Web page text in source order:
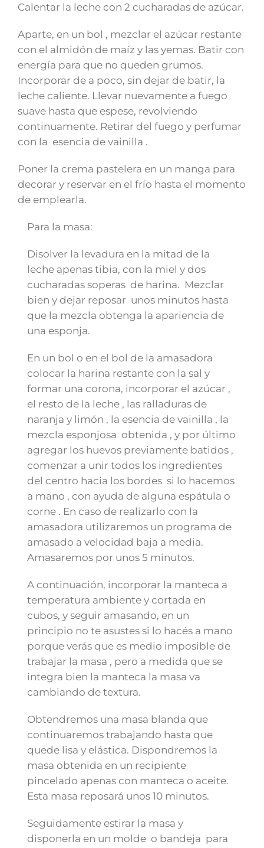
Calentar la leche con 2 cucharadas de azúcar.
Aparte, en un bol , mezclar el azúcar restante
con el almidón de maíz y las yemas. Batir con
energía para que no queden grumos.
Incorporar de a poco, sin dejar de batir, la
leche caliente. Llevar nuevamente a fuego
suave hasta que espese, revolviendo
continuamente. Retirar del fuego y perfumar
con la esencia de vainilla .
Poner la crema pastelera en un manga para
decorar y reservar en el frío hasta el momento
de emplearla.
Para la masa:
Disolver la levadura en la mitad de la
leche apenas tibia, con la miel y dos
cucharadas soperas de harina. Mezclar
bien y dejar reposar unos minutos hasta
que la mezcla obtenga la apariencia de
una esponja.
En un bol o en el bol de la amasadora
colocar la harina restante con la sal y
formar una corona, incorporar el azúcar ,
el resto de la leche , las ralladuras de
naranja y limón , la esencia de vainilla , la
mezcla esponjosa obtenida , y por último
agregar los huevos previamente batidos ,
comenzar a unir todos los ingredientes
del centro hacia los bordes si lo hacemos
a mano , con ayuda de alguna espátula o
corne . En caso de realizarlo con la
amasadora utilizaremos un programa de
amasado a velocidad baja a media.
Amasaremos por unos 5 minutos.
A continuación, incorporar la manteca a
temperatura ambiente y cortada en
cubos, y seguir amasando, en un
principio no te asustes si lo hacés a mano
porque verás que es medio imposible de
trabajar la masa , pero a medida que se
integra bien la manteca la masa va
cambiando de textura.
Obtendremos una masa blanda que
continuaremos trabajando hasta que
quede lisa y elástica. Dispondremos la
masa obtenida en un recipiente
pincelado apenas con manteca o aceite.
Esta masa reposará unos 10 minutos.
Seguidamente estirar la masa y
disponerla en un molde o bandeja para